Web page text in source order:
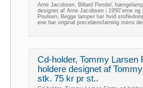
Arne Jacobsen, Billard Pendel,
designet af Arne Jacobsen i 1950´erne og
Poulsen. Begge lamper har hvid
ene har original porcelænsfatning mens
Cd-holder, Tommy Larsen
holdere designet af
stk. 75 kr pr st..